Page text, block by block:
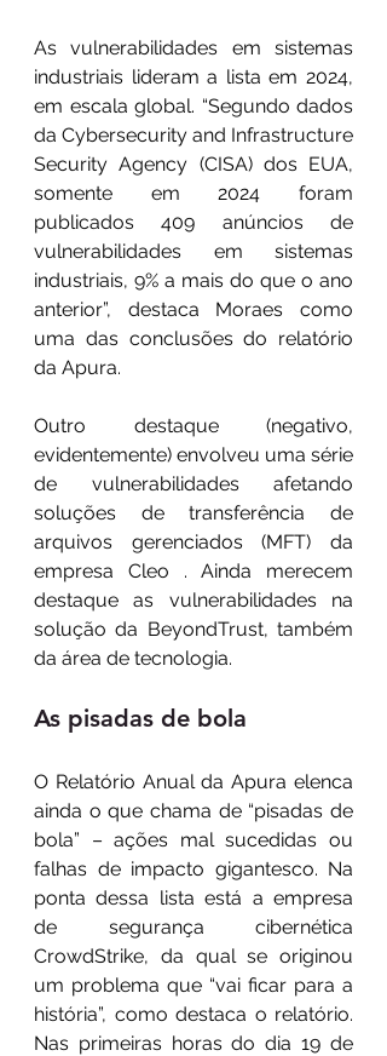
As vulnerabilidades em sistemas
industriais lideram a lista em 2024,
em escala global. “Segundo dados
da Cybersecurity and Infrastructure
Security Agency (CISA) dos EUA,
somente em 2024 foram
publicados 409 anúncios de
vulnerabilidades em sistemas
industriais, 9% a mais do que o ano
anterior”, destaca Moraes como
uma das conclusões do relatório
da Apura.
Outro destaque (negativo,
evidentemente) envolveu uma série
de vulnerabilidades afetando
soluções de transferência de
arquivos gerenciados (MFT) da
empresa Cleo . Ainda merecem
destaque as vulnerabilidades na
solução da BeyondTrust, também
da área de tecnologia.
As pisadas de bola
O Relatório Anual da Apura elenca
ainda o que chama de “pisadas de
bola” – ações mal sucedidas ou
falhas de impacto gigantesco. Na
ponta dessa lista está a empresa
de segurança cibernética
CrowdStrike, da qual se originou
um problema que “vai ficar para a
história”, como destaca o relatório.
Nas primeiras horas do dia 19 de